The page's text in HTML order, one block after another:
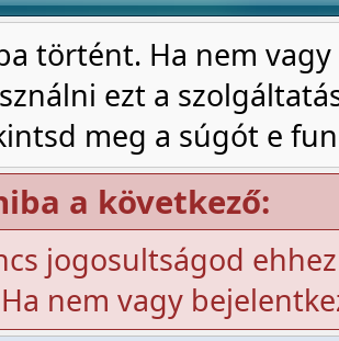
történt. Ha nem
ezt a
meg a súgót e
a következő:
jogosultságod
nem vagy